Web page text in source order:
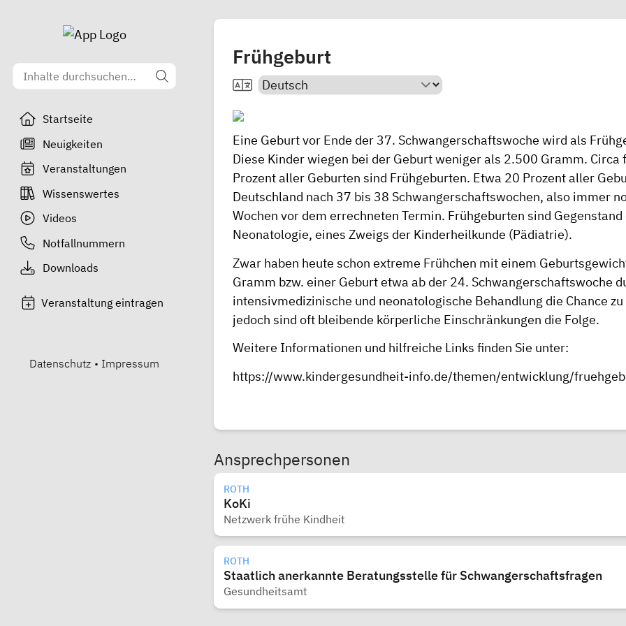
Startseite
Neuigkeiten
Veranstaltungen
Wissenswertes
Videos
Notfallnummern
Downloads
Veranstaltung eintragen
Datenschutz • Impressum
Frühgeburt
Eine Geburt vor Ende der 37. Schwangerschaftswoche wird als
Diese Kinder wiegen bei der Geburt weniger als 2.500 Gramm. Circa
Prozent aller Geburten sind Frühgeburten. Etwa 20 Prozent aller
Deutschland nach 37 bis 38 Schwangerschaftswochen, also immer
Wochen vor dem errechneten Termin. Frühgeburten sind Gegenstand
Neonatologie, eines Zweigs der Kinderheilkunde (Pädiatrie).
Zwar haben heute schon extreme Frühchen mit einem
Gramm bzw. einer Geburt etwa ab der 24. Schwangerschaftswoche
intensivmedizinische und neonatologische Behandlung die Chance
jedoch sind oft bleibende körperliche Einschränkungen die Folge.
Weitere Informationen und hilfreiche Links finden Sie unter:
https://www.kindergesundheit-info.de/themen/entwicklung/
Ansprechpersonen
ROTH
KoKi
Netzwerk frühe Kindheit
ROTH
Staatlich anerkannte Beratungsstelle für Schwangerschaftsfragen
Gesundheitsamt